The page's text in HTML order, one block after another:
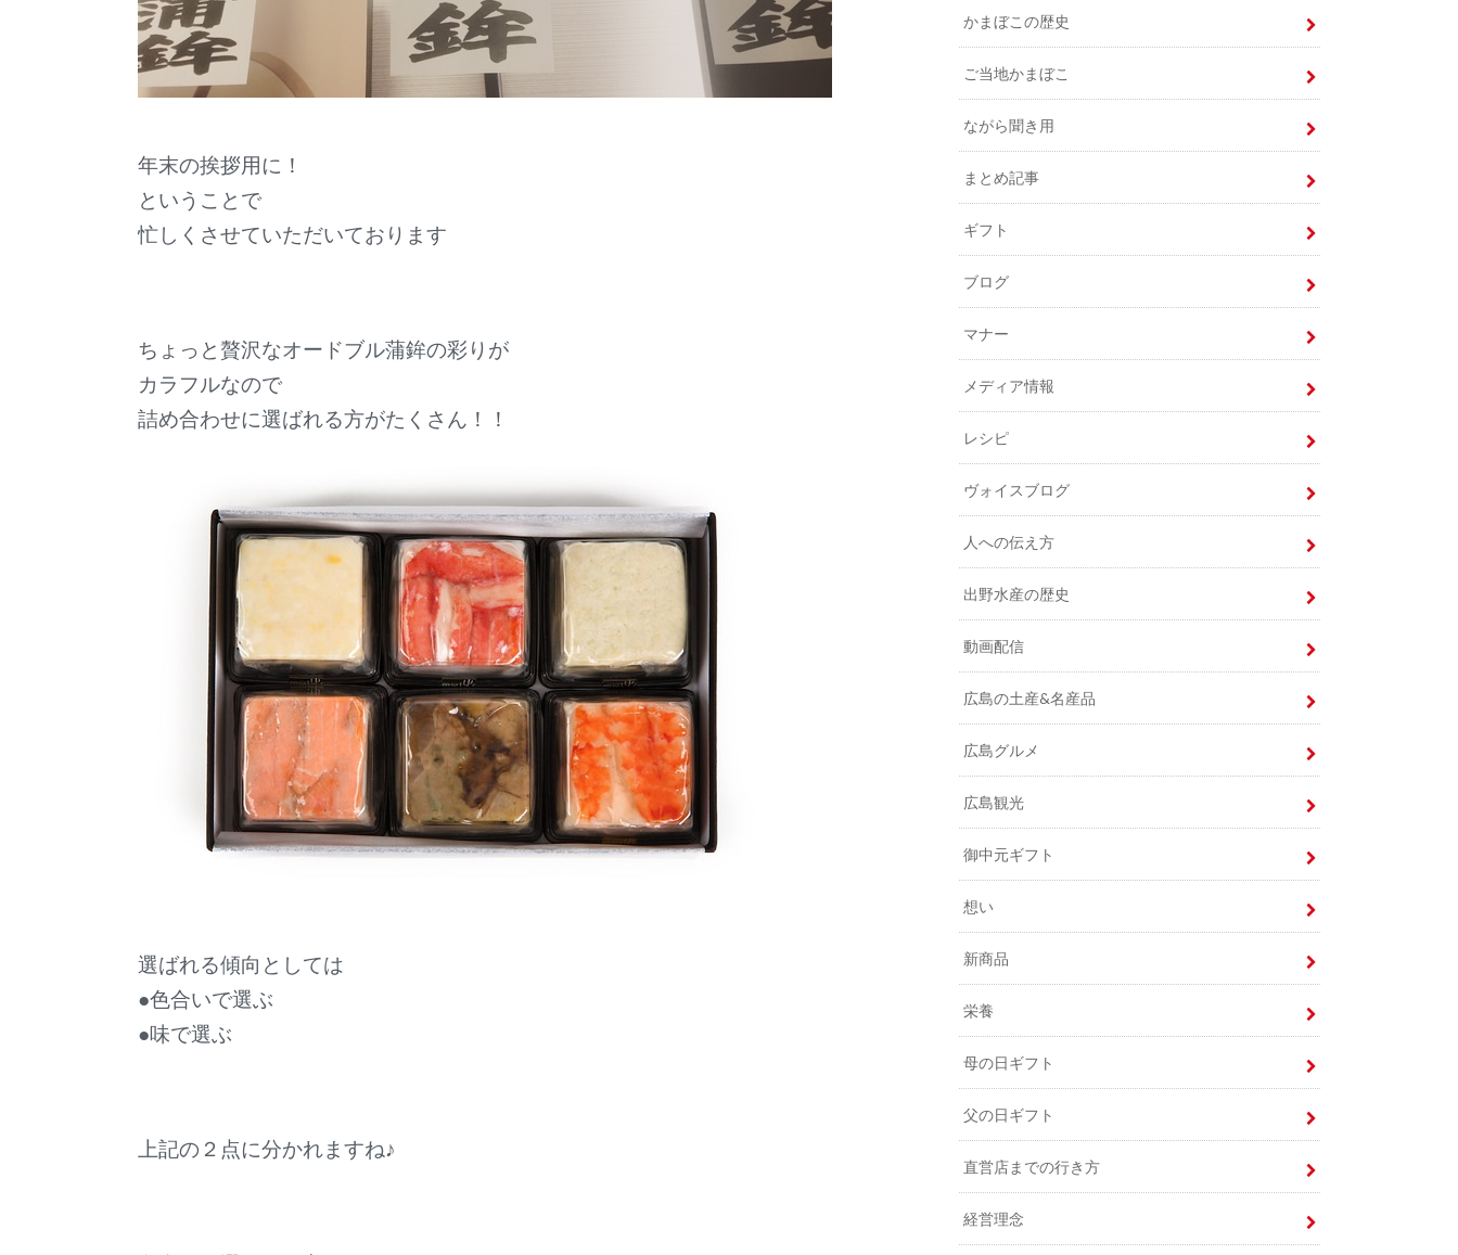
年末の挨拶用に！
ということで
忙しくさせていただいております
ちょっと贅沢なオードブル蒲鉾の彩りが
カラフルなので
詰め合わせに選ばれる方がたくさん！！
選ばれる傾向としては
●色合いで選ぶ
●味で選ぶ
上記の２点に分かれますね♪
かまぼこの歴史
ご当地かまぼこ
ながら聞き用
まとめ記事
ギフト
ブログ
マナー
メディア情報
レシピ
ヴォイスブログ
人への伝え方
出野水産の歴史
動画配信
広島の土産&名産品
広島グルメ
広島観光
御中元ギフト
想い
新商品
栄養
母の日ギフト
父の日ギフト
直営店までの行き方
経営理念